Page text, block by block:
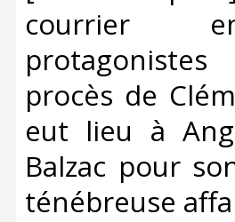
courrier
procès de
eut lieu à
Balzac pour
ténébreuse